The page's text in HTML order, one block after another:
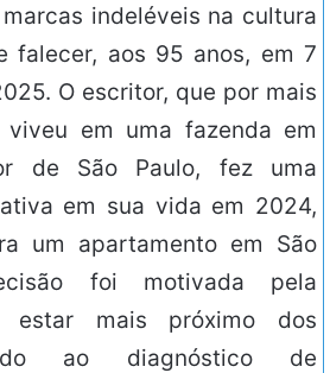
indeléveis na cultura
falecer, aos 95 anos, em 7
O escritor, que por mais
em uma fazenda em
de São Paulo, fez uma
em sua vida em 2024,
um apartamento em São
foi motivada pela
estar mais próximo dos
ao diagnóstico de